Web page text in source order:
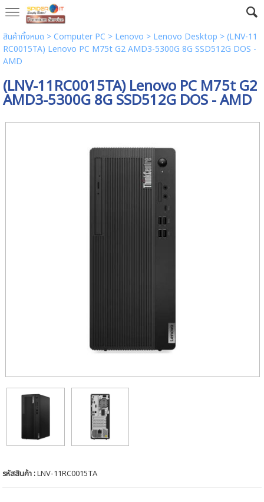
สินค้าทั้งหมด >Computer PC > Lenovo > Lenovo Desktop > (LNV-11
RC0015TA) Lenovo PC M75t G2 AMD3-5300G 8G SSD512G DOS -
AMD
(LNV-11RC0015TA) Lenovo PC M75t G2
AMD3-5300G 8G SSD512G DOS - AMD
รหัสสินค้า :LNV-11RC0015TA